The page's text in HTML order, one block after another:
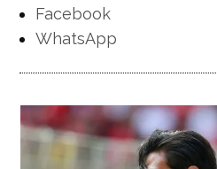
Facebook
WhatsApp